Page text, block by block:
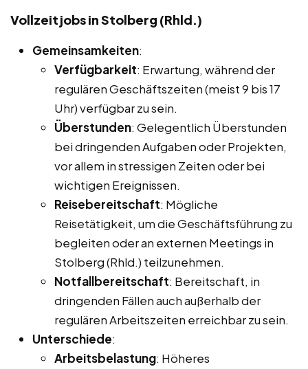
Vollzeitjobs in Stolberg (Rhld.)
Gemeinsamkeiten:
Verfügbarkeit: Erwartung, während der
regulären Geschäftszeiten (meist 9 bis 17
Uhr) verfügbar zu sein.
Überstunden: Gelegentlich Überstunden
bei dringenden Aufgaben oder Projekten,
vor allem in stressigen Zeiten oder bei
wichtigen Ereignissen.
Reisebereitschaft: Mögliche
Reisetätigkeit, um die Geschäftsführung zu
begleiten oder an externen Meetings in
Stolberg (Rhld.) teilzunehmen.
Notfallbereitschaft: Bereitschaft, in
dringenden Fällen auch außerhalb der
regulären Arbeitszeiten erreichbar zu sein.
Unterschiede:
Arbeitsbelastung: Höheres